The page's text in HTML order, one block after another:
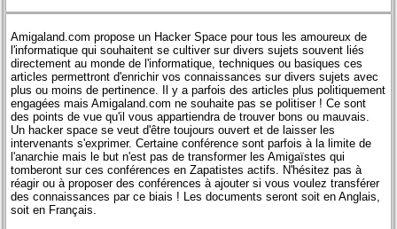
Amigaland.com propose un Hacker Space pour tous les amoureux de
l'informatique qui souhaitent se cultiver sur divers sujets souvent liés
directement au monde de l'informatique, techniques ou basiques ces
articles permettront d'enrichir vos connaissances sur divers sujets avec
plus ou moins de pertinence. Il y a parfois des articles plus politiquement
engagées mais Amigaland.com ne souhaite pas se politiser ! Ce sont
des points de vue qu'il vous appartiendra de trouver bons ou mauvais.
Un hacker space se veut d'être toujours ouvert et de laisser les
intervenants s'exprimer. Certaine conférence sont parfois à la limite de
l'anarchie mais le but n'est pas de transformer les Amigaïstes qui
tomberont sur ces conférences en Zapatistes actifs. N'hésitez pas à
réagir ou à proposer des conférences à ajouter si vous voulez transférer
des connaissances par ce biais ! Les documents seront soit en Anglais,
soit en Français.